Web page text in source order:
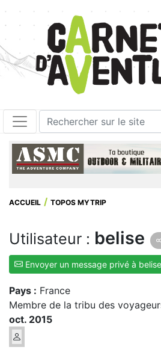
ACCUEIL TOPOS MYTRIP
Utilisateur : belise
Envoyer un message privé à belise
Pays : France
Membre de la tribu des
oct. 2015